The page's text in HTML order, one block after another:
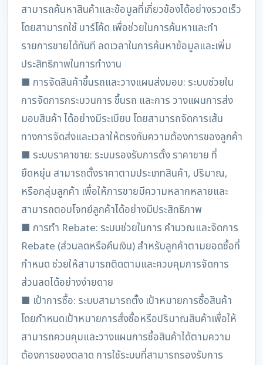
สามารถค้นหาสินค้าและข้อมูลที่เกี่ยวข้องได้อย่างรวดเร็ว
โดยสามารถใช้ บาร์โค้ด เพื่อช่วยในการค้นหาและทำ
รายการขายได้ทันที ลดเวลาในการค้นหาข้อมูลและเพิ่ม
ประสิทธิภาพในการทำงาน
■ การจัดสินค้าขึ้นรถและวางแผนส่งมอบ: ระบบช่วยใน
การจัดการกระบวนการ ขึ้นรถ และการ วางแผนการส่ง
มอบสินค้า ได้อย่างมีระเบียบ โดยสามารถจัดการเส้น
ทางการจัดส่งและเวลาให้ตรงกับความต้องการของลูกค้า
■ ระบบราคาขาย: ระบบรองรับการตั้ง ราคาขาย ที่
ยืดหยุ่น สามารถตั้งราคาตามประเภทสินค้า, ปริมาณ,
หรือกลุ่มลูกค้า เพื่อให้การขายมีความหลากหลายและ
สามารถตอบโจทย์ลูกค้าได้อย่างมีประสิทธิภาพ
■ การทำ Rebate: ระบบช่วยในการ คำนวณและจัดการ
Rebate (ส่วนลดหรือคืนเงิน) สำหรับลูกค้าตามยอดซื้อที่
กำหนด ช่วยให้สามารถติดตามและควบคุมการจัดการ
ส่วนลดได้อย่างง่ายดาย
■ เป้าการซื้อ: ระบบสามารถตั้ง เป้าหมายการซื้อสินค้า
โดยกำหนดเป้าหมายการสั่งซื้อหรือปริมาณสินค้าเพื่อให้
สามารถควบคุมและวางแผนการซื้อสินค้าได้ตามความ
ต้องการของตลาด การใช้ระบบที่สามารถรองรับการ